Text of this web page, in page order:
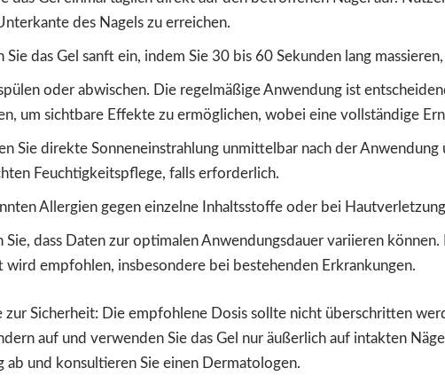
des Nagels zu erreichen.
Sie das Gel sanft ein, indem Sie 30 bis 60 Sekunden lang
oder abwischen. Die regelmäßige Anwendung ist
um sichtbare Effekte zu ermöglichen, wobei eine vollständige
Sie direkte Sonneneinstrahlung unmittelbar nach der
Feuchtigkeitspflege, falls erforderlich.
Allergien gegen einzelne Inhaltsstoffe oder bei
Sie, dass Daten zur optimalen Anwendungsdauer variieren
wird empfohlen, insbesondere bei bestehenden Erkrankungen.
Sicherheit: Die empfohlene Dosis sollte nicht überschritten
auf und verwenden Sie das Gel nur äußerlich auf intakten
ab und konsultieren Sie einen Dermatologen.